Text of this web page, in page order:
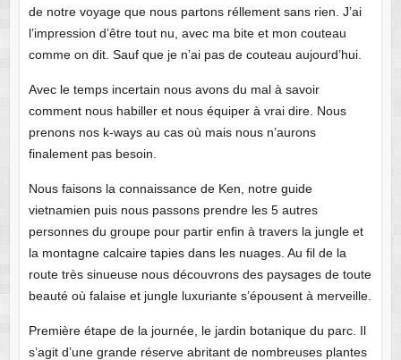
de notre voyage que nous partons réllement sans rien. J’ai
l’impression d’être tout nu, avec ma bite et mon couteau
comme on dit. Sauf que je n’ai pas de couteau aujourd’hui.
Avec le temps incertain nous avons du mal à savoir
comment nous habiller et nous équiper à vrai dire. Nous
prenons nos k-ways au cas où mais nous n’aurons
finalement pas besoin.
Nous faisons la connaissance de Ken, notre guide
vietnamien puis nous passons prendre les 5 autres
personnes du groupe pour partir enfin à travers la jungle et
la montagne calcaire tapies dans les nuages. Au fil de la
route très sinueuse nous découvrons des paysages de toute
beauté où falaise et jungle luxuriante s’épousent à merveille.
Première étape de la journée, le jardin botanique du parc. Il
s’agit d’une grande réserve abritant de nombreuses plantes